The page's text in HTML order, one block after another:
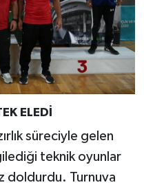
ELEDİ
süreciyle gelen
teknik oyunlar
doldurdu. Turnuva